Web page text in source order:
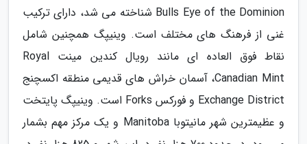
Bulls Eye of the Dominion شناخته می شد، دارای ترکیب
غنی از فرهنگ های مختلف است. وینیپگ همچنین شامل
نقاط فوق العاده ای مانند رویال کندین مینت Royal
Canadian Mint، آسمان خراش های قدیمی منطقه اکسچنج
Exchange District و فورکس Forks است. وینیپگ پایتخت
و عظیمترین شهر مانیتوبا Manitoba و یک مرکز مهم بشمار